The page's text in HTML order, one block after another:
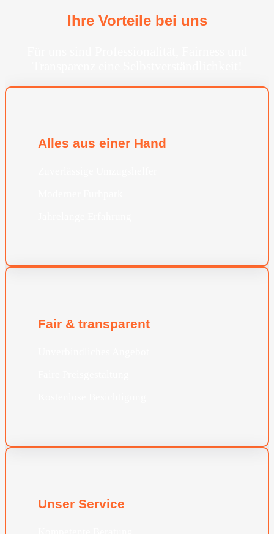
Ihre Vorteile bei uns
Alles aus einer Hand
Fair & transparent
Unser Service